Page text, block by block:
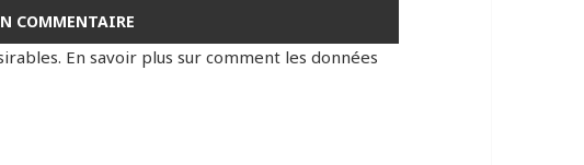
En savoir plus sur comment les données